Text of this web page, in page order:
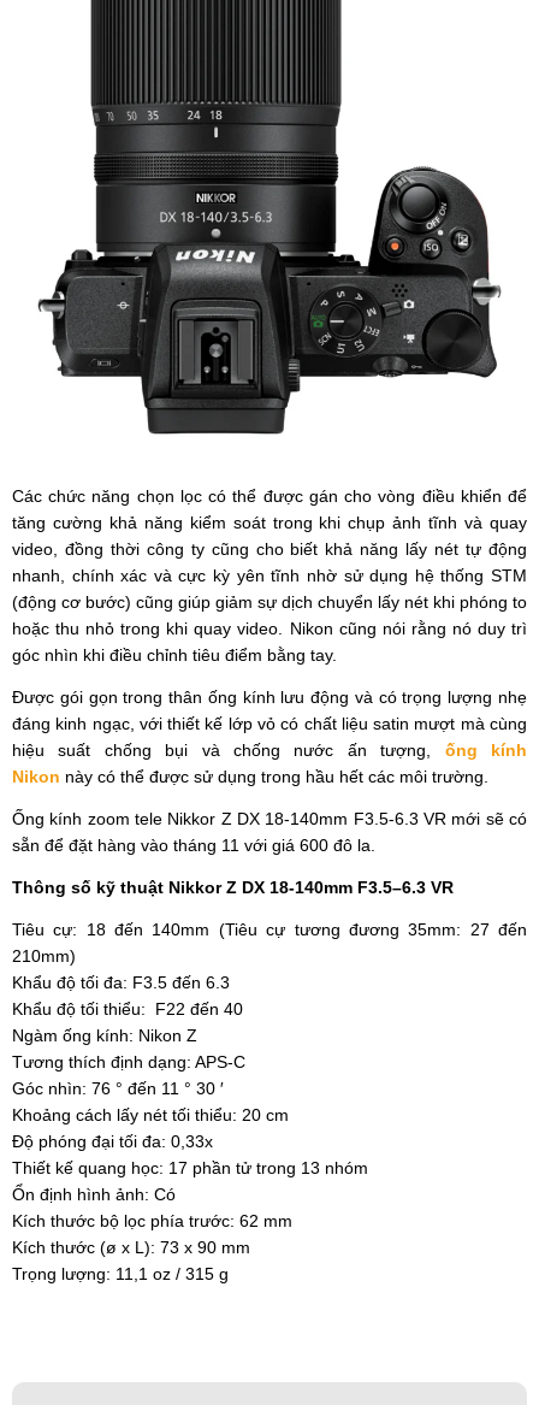
Các chức năng chọn lọc có thể được gán cho vòng điều khiển để
tăng cường khả năng kiểm soát trong khi chụp ảnh tĩnh và quay
video, đồng thời công ty cũng cho biết khả năng lấy nét tự động
nhanh, chính xác và cực kỳ yên tĩnh nhờ sử dụng hệ thống STM
(động cơ bước) cũng giúp giảm sự dịch chuyển lấy nét khi phóng to
hoặc thu nhỏ trong khi quay video. Nikon cũng nói rằng nó duy trì
góc nhìn khi điều chỉnh tiêu điểm bằng tay.
Được gói gọn trong thân ống kính lưu động và có trọng lượng nhẹ
đáng kinh ngạc, với thiết kế lớp vỏ có chất liệu satin mượt mà cùng
hiệu suất chống bụi và chống nước ấn tượng, ống kính
Nikon này có thể được sử dụng trong hầu hết các môi trường.
Ống kính zoom tele Nikkor Z DX 18-140mm F3.5-6.3 VR mới sẽ có
sẵn để đặt hàng vào tháng 11 với giá 600 đô la.
Thông số kỹ thuật Nikkor Z DX 18-140mm F3.5–6.3 VR
Tiêu cự: 18 đến 140mm (Tiêu cự tương đương 35mm: 27 đến
210mm)
Khẩu độ tối đa: F3.5 đến 6.3
Khẩu độ tối thiểu: F22 đến 40
Ngàm ống kính: Nikon Z
Tương thích định dạng: APS-C
Góc nhìn: 76 ° đến 11 ° 30 ′
Khoảng cách lấy nét tối thiểu: 20 cm
Độ phóng đại tối đa: 0,33x
Thiết kế quang học: 17 phần tử trong 13 nhóm
Ổn định hình ảnh: Có
Kích thước bộ lọc phía trước: 62 mm
Kích thước (ø x L): 73 x 90 mm
Trọng lượng: 11,1 oz / 315 g